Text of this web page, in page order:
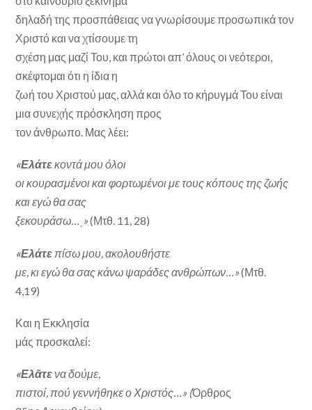
δηλαδή της προσπάθειας να γνωρίσουμε προσωπικά τον
Χριστό και να χτίσουμε τη
σχέση μας μαζί Του, και πρώτοι απ’ όλους οι νεότεροι,
σκέφτομαι ότι η ίδια η
ζωή του Χριστού μας, αλλά και όλο το κήρυγμά Του είναι
μια συνεχής πρόσκληση προς
τον άνθρωπο. Μας λέει:
«Ελάτεκοντά μου όλοι
οι κουρασμένοι και φορτωμένοι με τους κόπους της ζωής
και εγώ θα σας
ξεκουράσω…ι»(Μτθ. 11, 28)
«Ελάτε πίσω μου, ακολουθήστε
με, κι εγώ θα σας κάνω ψαράδες ανθρώπων…»(Μτθ.
4,19)
Και η Εκκλησία
μάς προσκαλεί:
«Ελᾶτε να δούμε,
πιστοί, πού γεννήθηκε ο Χριστός…» (Όρθρος